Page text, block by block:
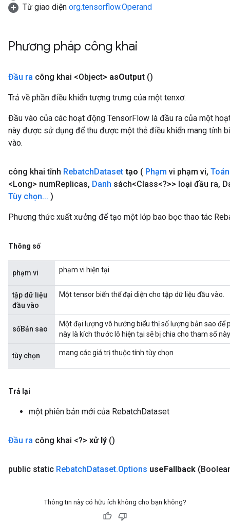
Từ giao diện org.tensorflow.Operand
Phương pháp công khai
Đầu ra công khai <Object> asOutput ()
Trả về phần điều khiển tượng trưng của một tenxơ.
Đầu vào của các hoạt động TensorFlow là đầu ra của một
này được sử dụng để thu được một thẻ điều khiển mang tính
vào.
công khai tĩnh RebatchDataset tạo ( Phạm vi phạm vi,
<Long> numReplicas, Danh sách<Class<?>> loại đầu ra,
Tùy chọn... )
Phương thức xuất xưởng để tạo một lớp bao bọc thao tác
Thông số
phạm vi phạm vi hiện tại
tập dữ liệu
đầu vào
Một tensor biến thể đại diện cho tập dữ liệu đầu vào.
sốBản sao
Một đại lượng vô hướng biểu thị số lượng bản sao để
này là kích thước lô hiện tại sẽ bị chia cho tham số
tùy chọn mang các giá trị thuộc tính tùy chọn
Trả lại
một phiên bản mới của RebatchDataset
Đầu ra công khai <?> xử lý ()
public static RebatchDataset.Options useFallback
Thông tin này có hữu ích không cho bạn không?